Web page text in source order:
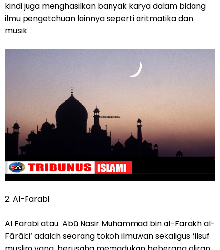
kindi juga menghasilkan banyak karya dalam bidang
ilmu pengetahuan lainnya seperti aritmatika dan
musik
2. Al-Farabi
Al Farabi atau Abū Nasir Muhammad bin al-Farakh al-
Fārābi‘ adalah seorang tokoh ilmuwan sekaligus filsuf